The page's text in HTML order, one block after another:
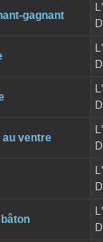
gagnant
ventre